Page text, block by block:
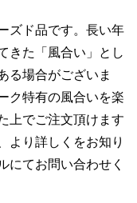
ズド品です。長い年
きた「風合い」とし
る場合がございま
ク特有の風合いを楽
上でご注文頂けます
より詳しくをお知り
にてお問い合わせく